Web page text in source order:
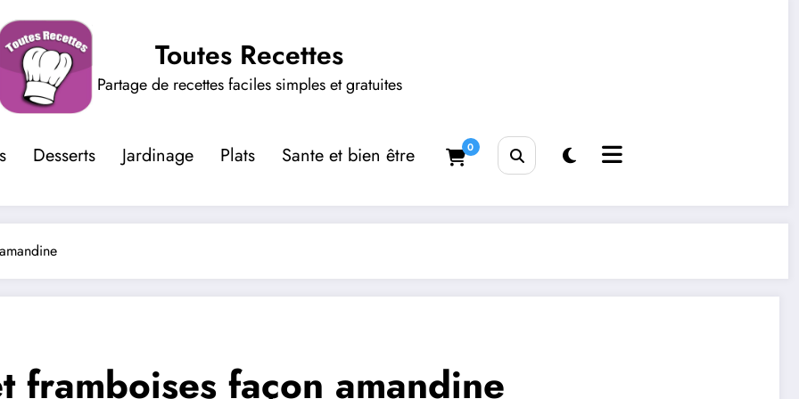
Toutes Recettes
Partage de recettes faciles simples et gratuites
Desserts Jardinage Plats Sante et bien être 0
framboises façon amandine